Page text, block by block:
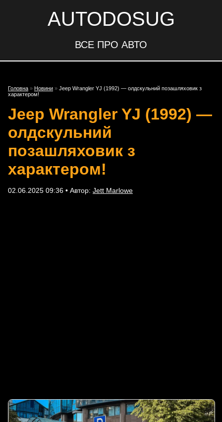
AUTODOSUG
ВСЕ ПРО АВТО
Головна » Новини » Jeep Wrangler YJ (1992) — олдскульний позашляховик з
характером!
Jeep Wrangler YJ (1992) —
олдскульний
позашляховик з
характером!
02.06.2025 09:36 • Автор: Jett Marlowe